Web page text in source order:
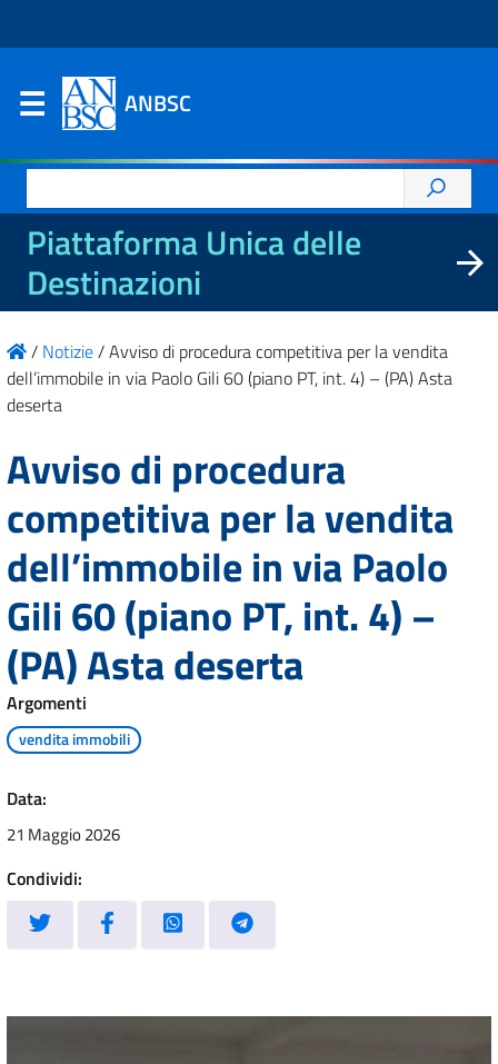
ANBSC
per:
Piattaforma Unica delle
Destinazioni
/ Notizie/Avviso di procedura competitiva per la vendita
dell’immobile in via Paolo Gili 60 (piano PT, int. 4) – (PA) Asta
deserta
Avviso di procedura
competitiva per la vendita
dell’immobile in via Paolo
Gili 60 (piano PT, int. 4) –
(PA) Asta deserta
Argomenti
vendita immobili
Data:
21 Maggio 2026
Condividi: